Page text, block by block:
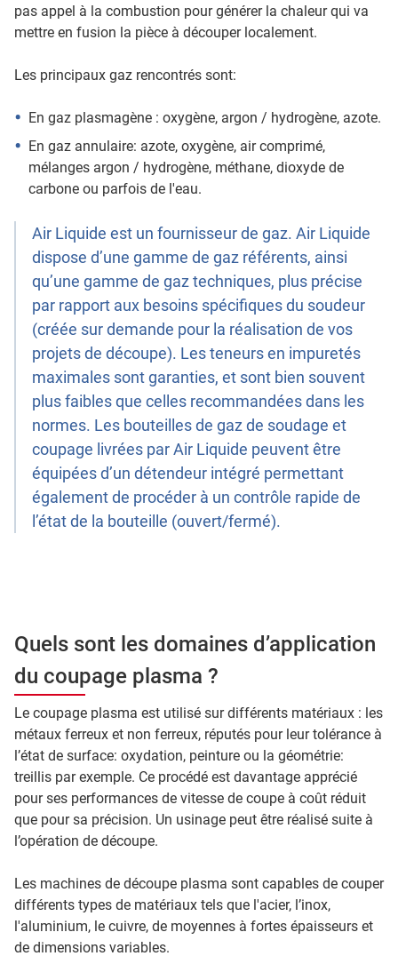
pas appel à la combustion pour générer la chaleur qui va
mettre en fusion la pièce à découper localement.
Les principaux gaz rencontrés sont:
En gaz plasmagène : oxygène, argon / hydrogène, azote.
En gaz annulaire: azote, oxygène, air comprimé,
mélanges argon / hydrogène, méthane, dioxyde de
carbone ou parfois de l'eau.
Air Liquide est un fournisseur de gaz. Air Liquide
dispose d’une gamme de gaz référents, ainsi
qu’une gamme de gaz techniques, plus précise
par rapport aux besoins spécifiques du soudeur
(créée sur demande pour la réalisation de vos
projets de découpe). Les teneurs en impuretés
maximales sont garanties, et sont bien souvent
plus faibles que celles recommandées dans les
normes. Les bouteilles de gaz de soudage et
coupage livrées par Air Liquide peuvent être
équipées d’un détendeur intégré permettant
également de procéder à un contrôle rapide de
l’état de la bouteille (ouvert/fermé).
Quels sont les domaines d’application
du coupage plasma ?
Le coupage plasma est utilisé sur différents matériaux : les
métaux ferreux et non ferreux, réputés pour leur tolérance à
l’état de surface: oxydation, peinture ou la géométrie:
treillis par exemple. Ce procédé est davantage apprécié
pour ses performances de vitesse de coupe à coût réduit
que pour sa précision. Un usinage peut être réalisé suite à
l’opération de découpe.
Les machines de découpe plasma sont capables de couper
différents types de matériaux tels que l'acier, l’inox,
l'aluminium, le cuivre, de moyennes à fortes épaisseurs et
de dimensions variables.